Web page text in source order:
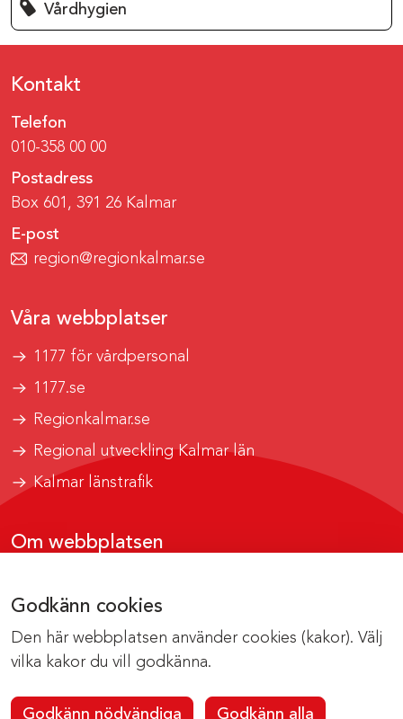
Godkänn cookies
Den här webbplatsen använder cookies (kakor). Välj
vilka kakor du vill godkänna.
Godkänn nödvändiga Godkänn alla
Vårdhygien
Kontakt
Telefon
010-358 00 00
Postadress
Box 601, 391 26 Kalmar
E-post
region@regionkalmar.se
Våra webbplatser
1177 för vårdpersonal
1177.se
Regionkalmar.se
Regional utveckling Kalmar län
Kalmar länstrafik
Om webbplatsen
Om cookies
Kontakta webbredaktionen